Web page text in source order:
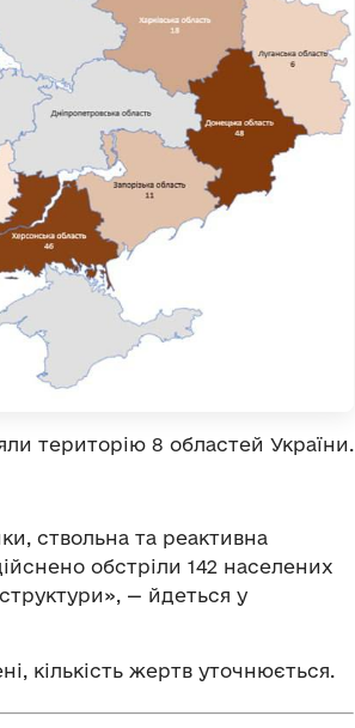
територію 8 областей України.
ствольна та реактивна
обстріли 142 населених
— йдеться у
кількість жертв уточнюється.